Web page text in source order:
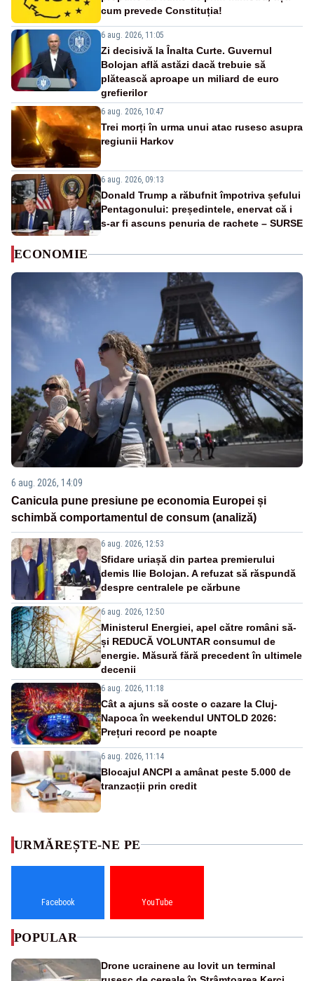
cum prevede Constituția!
6 aug. 2026, 11:05
Zi decisivă la Înalta Curte. Guvernul
Bolojan află astăzi dacă trebuie să
plătească aproape un miliard de euro
grefierilor
6 aug. 2026, 10:47
Trei morți în urma unui atac rusesc asupra
regiunii Harkov
6 aug. 2026, 09:13
Donald Trump a răbufnit împotriva șefului
Pentagonului: președintele, enervat că i
s-ar fi ascuns penuria de rachete – SURSE
ECONOMIE
6 aug. 2026, 14:09
Canicula pune presiune pe economia Europei și
schimbă comportamentul de consum (analiză)
6 aug. 2026, 12:53
Sfidare uriașă din partea premierului
demis Ilie Bolojan. A refuzat să răspundă
despre centralele pe cărbune
6 aug. 2026, 12:50
Ministerul Energiei, apel către români să-
și REDUCĂ VOLUNTAR consumul de
energie. Măsură fără precedent în ultimele
decenii
6 aug. 2026, 11:18
Cât a ajuns să coste o cazare la Cluj-
Napoca în weekendul UNTOLD 2026:
Prețuri record pe noapte
6 aug. 2026, 11:14
Blocajul ANCPI a amânat peste 5.000 de
tranzacții prin credit
URMĂREȘTE-NE PE
Facebook YouTube
POPULAR
Drone ucrainene au lovit un terminal